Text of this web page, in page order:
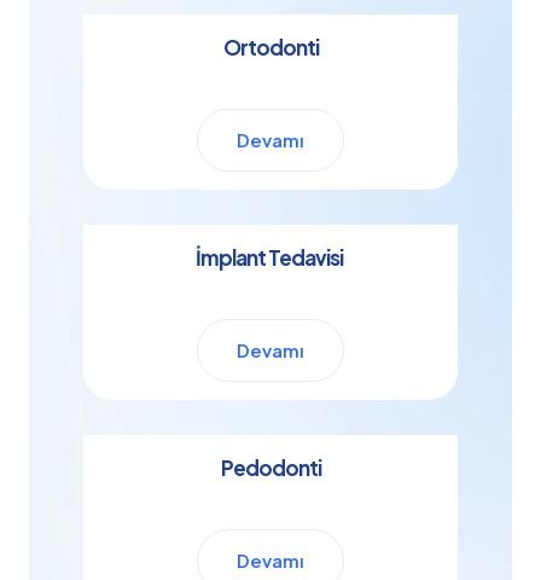
Ortodonti
Devamı
İmplant Tedavisi
Devamı
Pedodonti
Devamı